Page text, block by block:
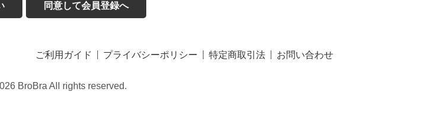
同意して会員登録へ
ご利用ガイド プライバシーポリシー 特定商取引法 お問い合わせ
BroBra All rights reserved.